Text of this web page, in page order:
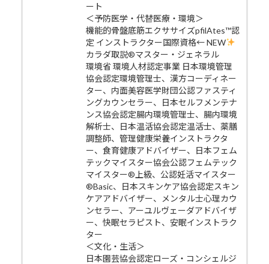
ート
＜予防医学・代替医療・環境＞
機能的骨盤底筋エクササイズpfilAtes™認
定 インストラクター国際資格← NEW
カラダ取説®マスター・ジェネラル
環境省 環境人材認定事業 日本環境管理
協会認定環境管理士、漢方コーディネー
ター、内面美容医学財団公認ファスティ
ングカウンセラー、日本セルフメンテナ
ンス協会認定腸内環境管理士、腸内環境
解析士、日本温活協会認定温活士、薬膳
調整師、管理健康栄養インストラクタ
ー、食育健康アドバイザー、日本フェム
テックマイスター協会公認フェムテック
マイスター®上級、公認妊活マイスター
®Basic、日本スキンケア協会認定スキン
ケアアドバイザー、メンタル士心理カウ
ンセラー、アーユルヴェーダアドバイザ
ー、快眠セラピスト、安眠インストラク
ター
＜文化・生活＞
日本園芸協会認定ローズ・コンシェルジ